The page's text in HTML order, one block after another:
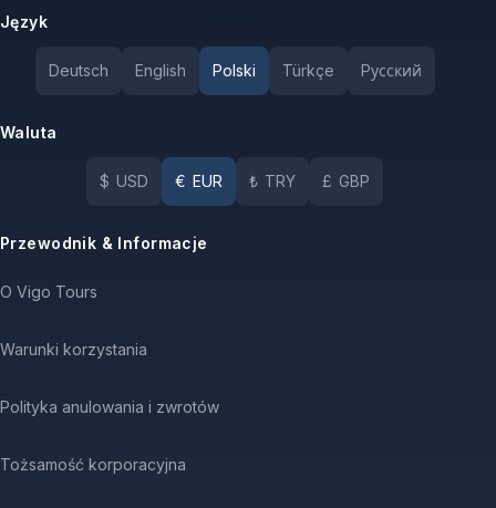
Język
Deutsch English Polski Türkçe Pусский
Waluta
$ USD € EUR ₺ TRY £ GBP
Przewodnik & Informacje
O Vigo Tours
Warunki korzystania
Polityka anulowania i zwrotów
Tożsamość korporacyjna